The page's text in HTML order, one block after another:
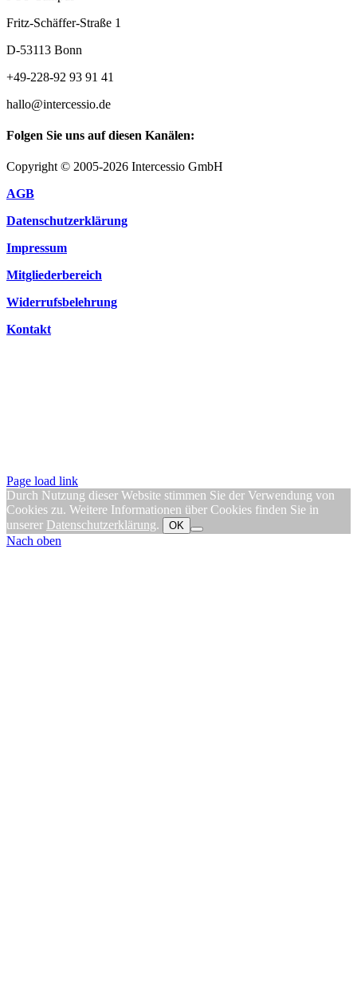
Fritz-Schäffer-Straße 1
D-53113 Bonn
+49-228-92 93 91 41
hallo@intercessio.de
Folgen Sie uns auf diesen Kanälen:
Copyright © 2005-2026 Intercessio GmbH
AGB
Datenschutzerklärung
Impressum
Mitgliederbereich
Widerrufsbelehrung
Kontakt
Page load link
Durch Nutzung dieser Website stimmen Sie der Verwendung von
Cookies zu. Weitere Informationen über Cookies finden Sie in
unserer Datenschutzerklärung. OK
Nach oben